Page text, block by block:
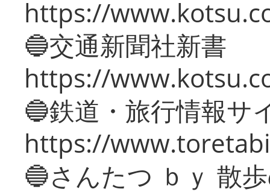
https://
🔵交通新聞社新書
https://
🔵鉄道・旅行情報サ
https://
🔵さんたつ ｂｙ 散